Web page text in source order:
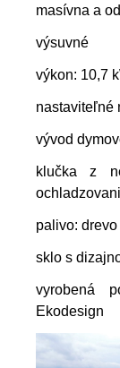
masívna a
výsuvné
výkon: 10,7
nastaviteľné
vývod
klučka z
palivo:
sklo s
vyrobená
Ekodesign